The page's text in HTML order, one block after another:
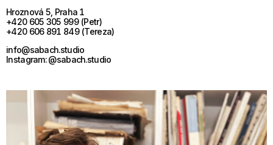
Hroznová 5, Praha 1
+420 605 305 999 (Petr)
+420 606 891 849 (Tereza)
info@sabach.studio
Instagram:@sabach.studio